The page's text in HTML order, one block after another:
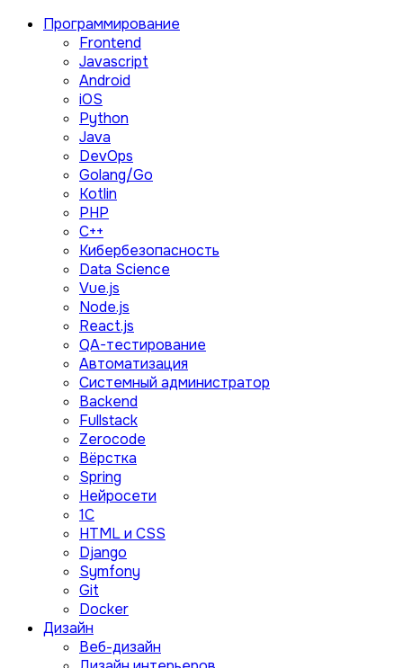
Программирование
Frontend
Javascript
Android
iOS
Python
Java
DevOps
Golang/Go
Kotlin
PHP
C++
Кибербезопасность
Data Science
Vue.js
Node.js
React.js
QA-тестирование
Автоматизация
Системный администратор
Backend
Fullstack
Zerocode
Вёрстка
Spring
Нейросети
1C
HTML и CSS
Django
Symfony
Git
Docker
Дизайн
Веб-дизайн